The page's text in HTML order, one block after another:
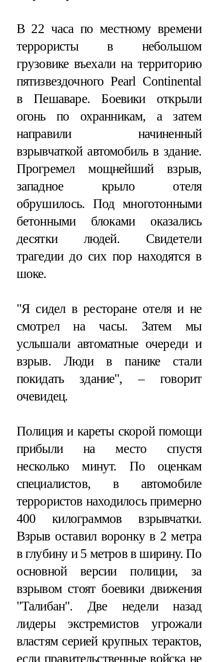
В 22 часа по местному времени
террористы в небольшом
грузовике въехали на территорию
пятизвездочного Pearl Continental
в Пешаваре. Боевики открыли
огонь по охранникам, а затем
направили начиненный
взрывчаткой автомобиль в здание.
Прогремел мощнейший взрыв,
западное крыло отеля
обрушилось. Под многотонными
бетонными блоками оказались
десятки людей. Свидетели
трагедии до сих пор находятся в
шоке.
"Я сидел в ресторане отеля и не
смотрел на часы. Затем мы
услышали автоматные очереди и
взрыв. Люди в панике стали
покидать здание", – говорит
очевидец.
Полиция и кареты скорой помощи
прибыли на место спустя
несколько минут. По оценкам
специалистов, в автомобиле
террористов находилось примерно
400 килограммов взрывчатки.
Взрыв оставил воронку в 2 метра
в глубину и 5 метров в ширину. По
основной версии полиции, за
взрывом стоят боевики движения
"Талибан". Две недели назад
лидеры экстремистов угрожали
властям серией крупных терактов,
если правительственные войска не